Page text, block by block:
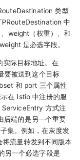
类型
中
weight（权重）、和
是必选字段。
际目标地址。在
要被送到这个目标
和 port 三个属性
在 Istio 中注册的服
ServiceEntry 方式注
后端的是另一个重要
集。例如，在灰度发
流量转发到不同版本
另一个必选字段是